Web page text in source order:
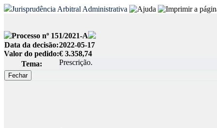
Jurisprudência Arbitral Administrativa
Processo nº 151/2021-A
Data da decisão:2022-05-17
Valor do pedido:€ 3.358,74
Tema:
Prescrição.